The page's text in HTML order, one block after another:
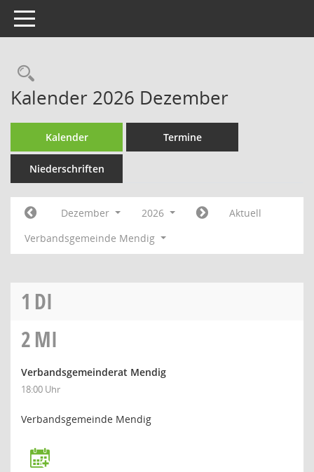
Toggle navigation
Rechercheauswahl
Kalender 2026 Dezember
Kalender Termine
Niederschriften
Dezember 2026
Aktuell
Verbandsgemeinde Mendig
1 DI
2MI
Verbandsgemeinderat Mendig
18:00 Uhr
Verbandsgemeinde Mendig